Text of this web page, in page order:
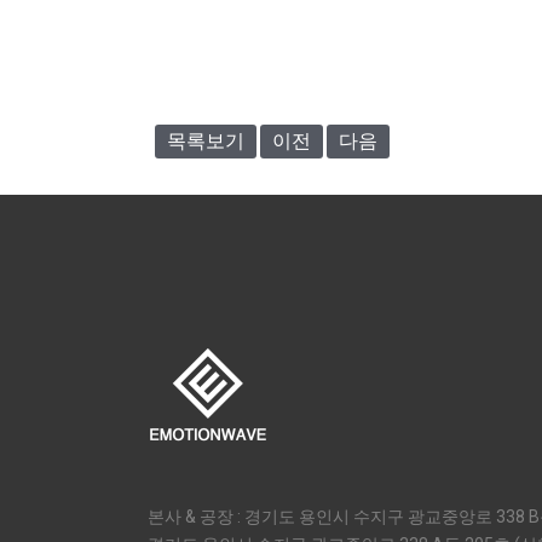
목록보기 이전 다음
본사 & 공장 : 경기도 용인시 수지구 광교중앙로 338